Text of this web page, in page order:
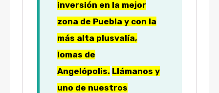
inversión en la mejor
zona de Puebla y con la
más alta plusvalía,
lomas de
Angelópolis. Llámanos y
uno de nuestros